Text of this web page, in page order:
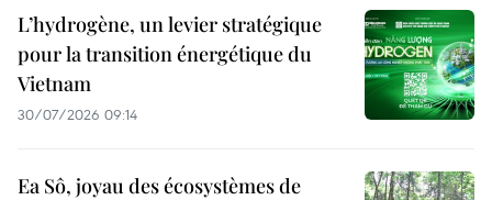
L’hydrogène, un levier stratégique
pour la transition énergétique du
Vietnam
30/07/2026 09:14
Ea Sô, joyau des écosystèmes de